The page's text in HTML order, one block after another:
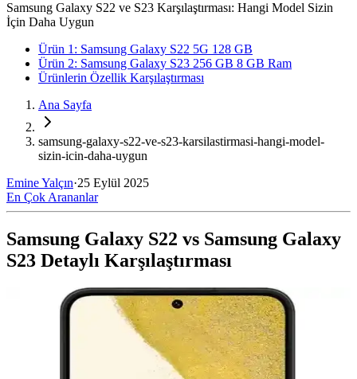
Samsung Galaxy S22 ve S23 Karşılaştırması: Hangi Model Sizin
İçin Daha Uygun
Ürün 1: Samsung Galaxy S22 5G 128 GB
Ürün 2: Samsung Galaxy S23 256 GB 8 GB Ram
Ürünlerin Özellik Karşılaştırması
Ana Sayfa
samsung-galaxy-s22-ve-s23-karsilastirmasi-hangi-model-
sizin-icin-daha-uygun
Emine Yalçın·25 Eylül 2025
En Çok Arananlar
Samsung Galaxy S22 vs Samsung Galaxy
S23 Detaylı Karşılaştırması